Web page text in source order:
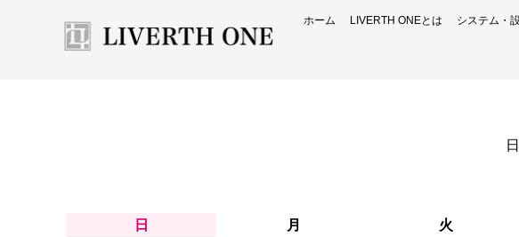
ホーム LIVERTH ONEとは システム・
日 月 火